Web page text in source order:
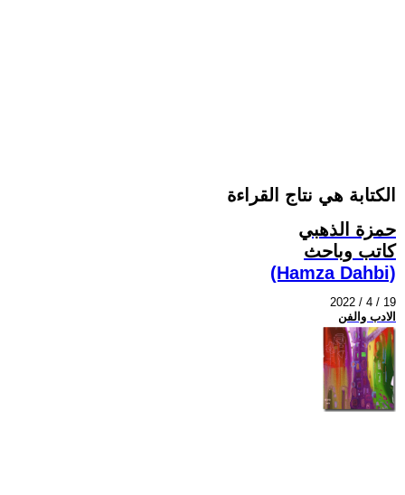
الكتابة هي نتاج القراءة
حمزة الذهبي
كاتب وباحث
(Hamza Dahbi)
2022 / 4 / 19
الادب والفن